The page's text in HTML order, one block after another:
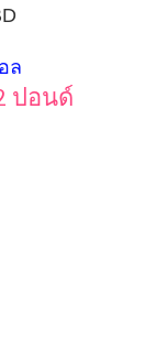
ล
ปอนด์